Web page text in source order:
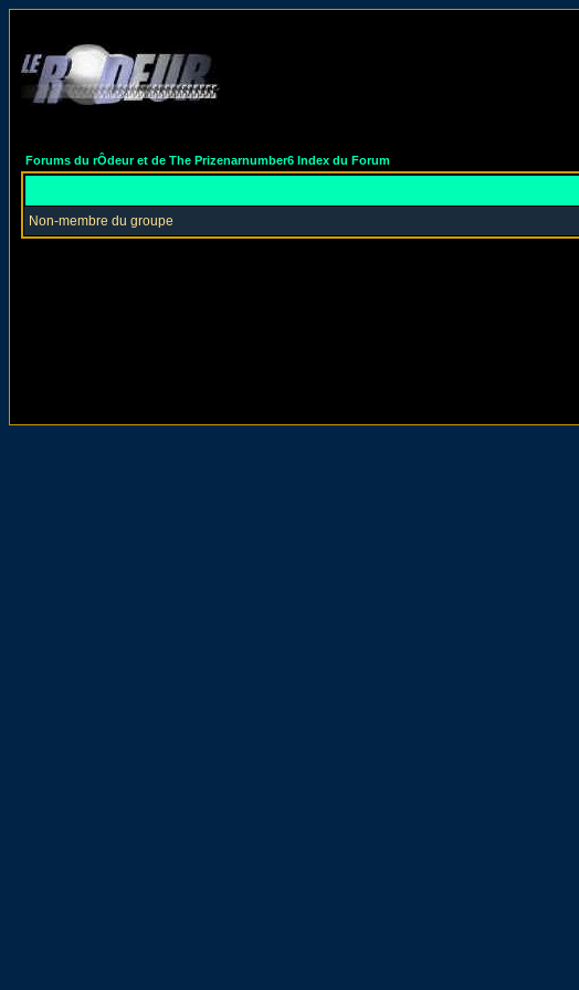
Forums du rÔdeur et de The Prizenarnumber6 Index du Forum
Non-membre du groupe